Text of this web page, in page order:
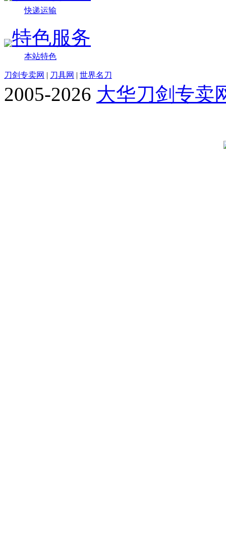
快递运输
特色服务
本站特色
刀剑专卖网 | 刀具网 | 世界名刀
2005-2026 大华刀剑专卖